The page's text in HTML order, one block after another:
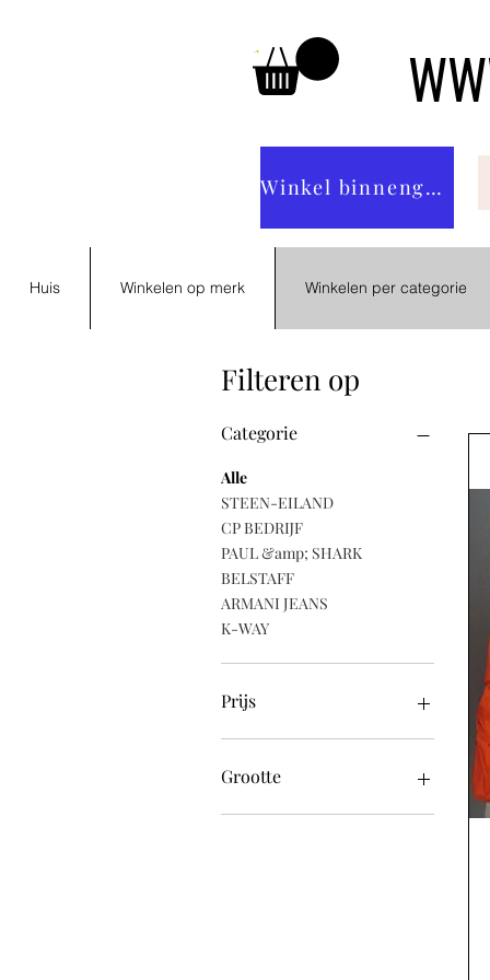
Winkel binnengaan
Huis Winkelen op merk Winkelen per categorie
Filteren op
Categorie
Alle
STEEN-EILAND
CP BEDRIJF
PAUL &amp; SHARK
BELSTAFF
ARMANI JEANS
K-WAY
Prijs
Grootte
48 (gemiddeld)